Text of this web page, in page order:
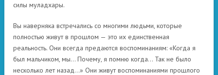
силы муладхары.
Вы наверняка встречались со многими людьми, которые
полностью живут в прошлом — это их единственная
реальность. Они всегда предаются воспоминаниям: «Когда я
был мальчиком, мы… Почему, я помню когда… Так не было
несколько лет назад…» Они живут воспоминаниями прошлого